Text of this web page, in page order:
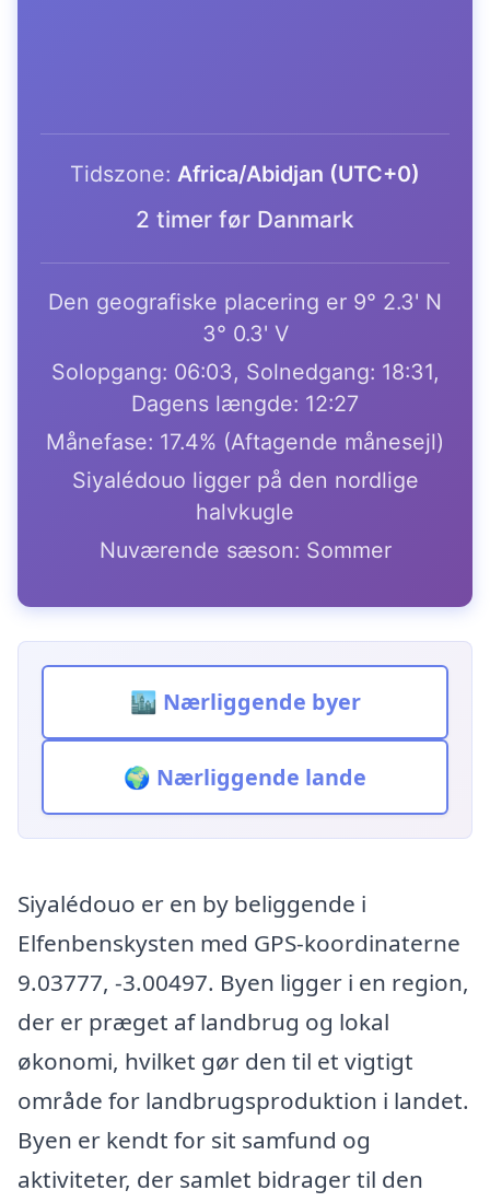
Tidszone: Africa/Abidjan (UTC+0)
2 timer før Danmark
Den geografiske placering er 9° 2.3' N
3° 0.3' V
Solopgang: 06:03, Solnedgang: 18:31,
Dagens længde: 12:27
Månefase: 17.4% (Aftagende månesejl)
Siyalédouo ligger på den nordlige
halvkugle
Nuværende sæson: Sommer
🏙️ Nærliggende byer
🌍 Nærliggende lande
Siyalédouo er en by beliggende i
Elfenbenskysten med GPS-koordinaterne
9.03777, -3.00497. Byen ligger i en region,
der er præget af landbrug og lokal
økonomi, hvilket gør den til et vigtigt
område for landbrugsproduktion i landet.
Byen er kendt for sit samfund og
aktiviteter, der samlet bidrager til den